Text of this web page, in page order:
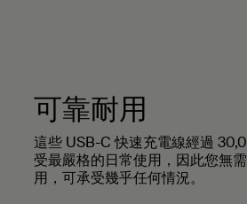
可靠耐用
這些 USB-C 快速充電線經過
受最嚴格的日常使用，因此您無
用，可承受幾乎任何情況。